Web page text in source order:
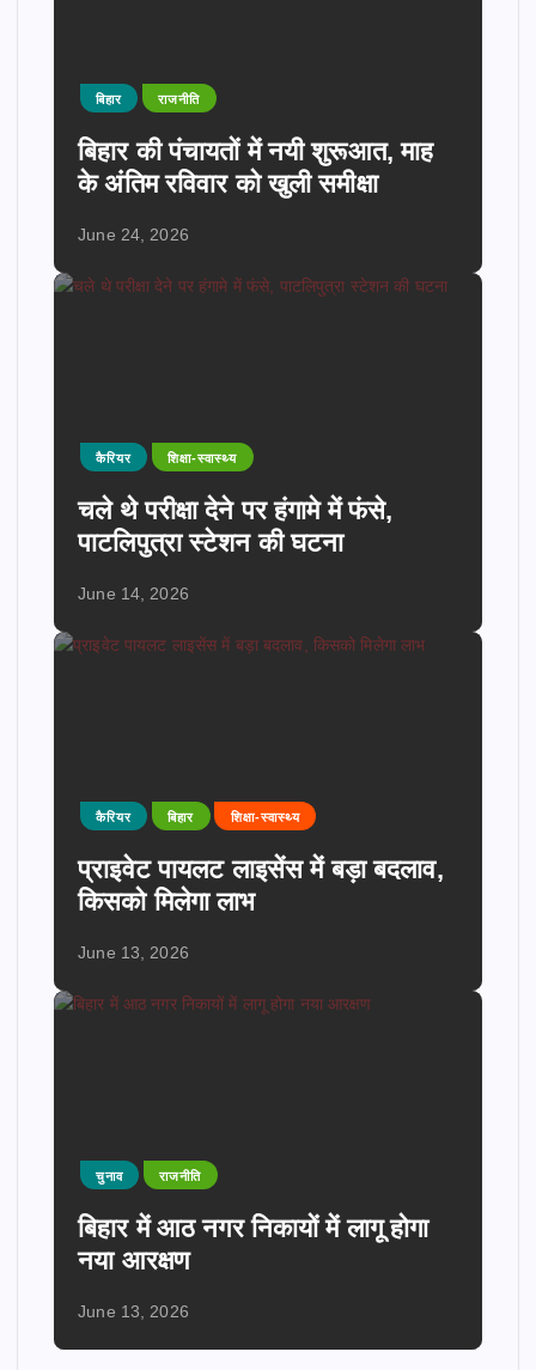
बिहार राजनीति
बिहार की पंचायतों में नयी शुरूआत, माह
के अंतिम रविवार को खुली समीक्षा
June 24, 2026
कैरियर शिक्षा-स्वास्थ्य
चले थे परीक्षा देने पर हंगामे में फंसे,
पाटलिपुत्रा स्टेशन की घटना
June 14, 2026
कैरियर बिहार शिक्षा-स्वास्थ्य
प्राइवेट पायलट लाइसेंस में बड़ा बदलाव,
किसको मिलेगा लाभ
June 13, 2026
चुनाव राजनीति
बिहार में आठ नगर निकायों में लागू होगा
नया आरक्षण
June 13, 2026